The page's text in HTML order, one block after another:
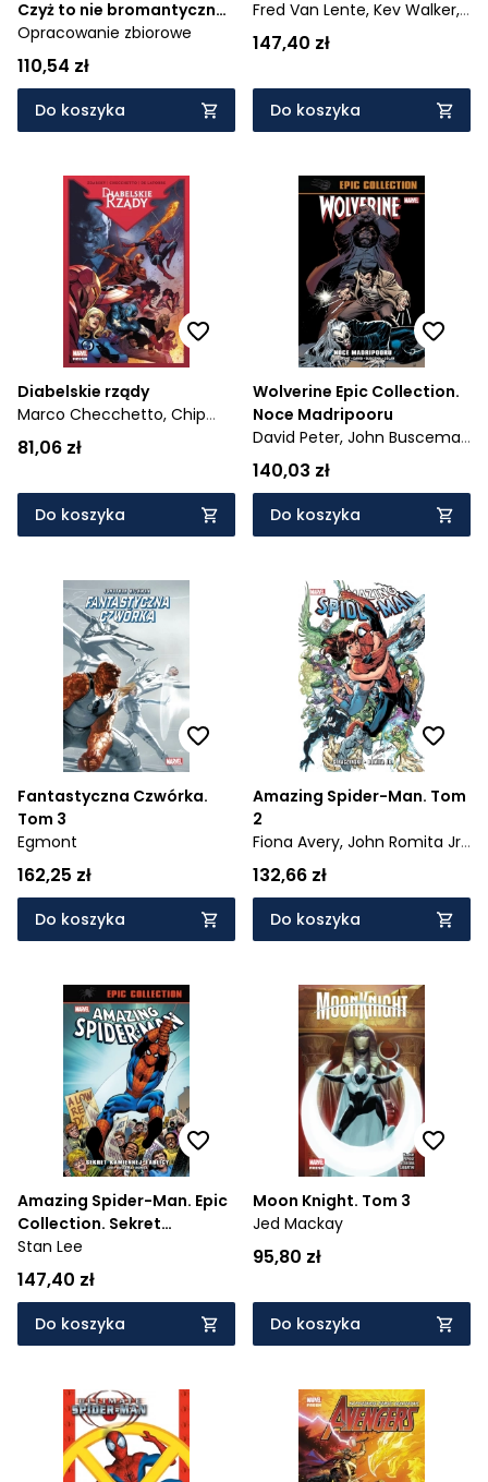
Czyż to nie bromantyczne?
Tom 1
Opracowanie zbiorowe
110,54 zł
Do koszyka
Fred Van Lente, Kev Walker,
Phillips Sean,
147,40 zł
Do koszyka
Diabelskie rządy
Marco Checchetto, Chip
Zdarsky,
81,06 zł
Do koszyka
Wolverine Epic Collection.
Noce Madripooru
David Peter, John Buscema,
Gene Colan,
Chris
140,03 zł
Do koszyka
Fantastyczna Czwórka.
Tom 3
Egmont
162,25 zł
Do koszyka
Amazing Spider-Man. Tom
2
Fiona Avery, John Romita Jr.,
Joseph Michael Straczynski
132,66 zł
Do koszyka
Amazing Spider-Man. Epic
Collection. Sekret
kamiennej tablicy
Stan Lee
147,40 zł
Do koszyka
Moon Knight. Tom 3
Jed Mackay
95,80 zł
Do koszyka